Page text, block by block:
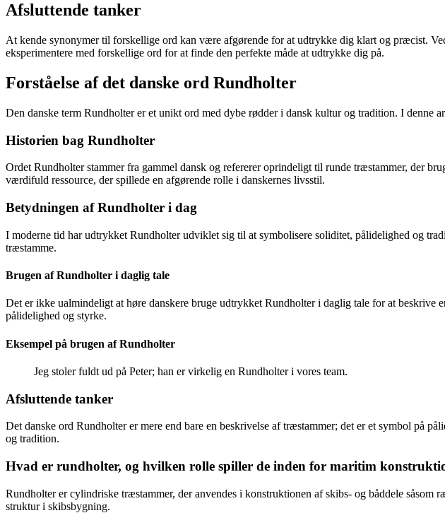
Afsluttende tanker
At kende synonymer til forskellige ord kan være afgørende for at udtrykke dig klart og præcist.
eksperimentere med forskellige ord for at finde den perfekte måde at udtrykke dig på.
Forståelse af det danske ord Rundholter
Den danske term Rundholter er et unikt ord med dybe rødder i dansk kultur og tradition. I denne
Historien bag Rundholter
Ordet Rundholter stammer fra gammel dansk og refererer oprindeligt til runde træstammer, der
værdifuld ressource, der spillede en afgørende rolle i danskernes livsstil.
Betydningen af Rundholter i dag
I moderne tid har udtrykket Rundholter udviklet sig til at symbolisere soliditet, pålidelighed og
træstamme.
Brugen af Rundholter i daglig tale
Det er ikke ualmindeligt at høre danskere bruge udtrykket Rundholter i daglig tale for at
pålidelighed og styrke.
Eksempel på brugen af Rundholter
Jeg stoler fuldt ud på Peter; han er virkelig en Rundholter i vores team.
Afsluttende tanker
Det danske ord Rundholter er mere end bare en beskrivelse af træstammer; det er et symbol på
og tradition.
Hvad er rundholter, og hvilken rolle spiller de inden for maritim
Rundholter er cylindriske træstammer, der anvendes i konstruktionen af skibs- og båddele
struktur i skibsbygning.